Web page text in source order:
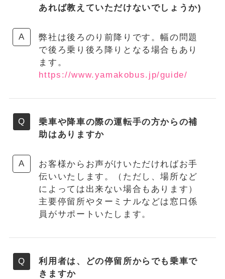
あれば教えていただけないでしょうか)
弊社は後ろのり前降りです。幅の問題
で後ろ乗り後ろ降りとなる場合もあり
ます。
https://www.yamakobus.jp/guide/
乗車や降車の際の運転手の方からの補
助はありますか
お客様からお声がけいただければお手
伝いいたします。（ただし、場所など
によっては出来ない場合もあります）
主要停留所やターミナルなどは窓口係
員がサポートいたします。
利用者は、どの停留所からでも乗車で
きますか